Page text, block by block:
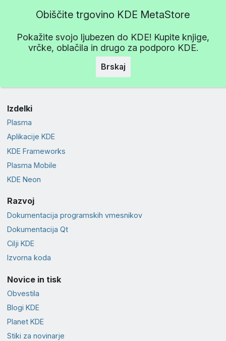
Obiščite trgovino KDE MetaStore
Pokažite svojo ljubezen do KDE! Kupite knjige,
vrčke, oblačila in drugo za podporo KDE.
Brskaj
Izdelki
Plasma
Aplikacije KDE
KDE Frameworks
Plasma Mobile
KDE Neon
Razvoj
Dokumentacija programskih vmesnikov
Dokumentacija Qt
Cilji KDE
Izvorna koda
Novice in tisk
Obvestila
Blogi KDE
Planet KDE
Stiki za novinarje